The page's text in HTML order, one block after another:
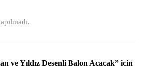
ve Yıldız Desenli Balon Açacak” için